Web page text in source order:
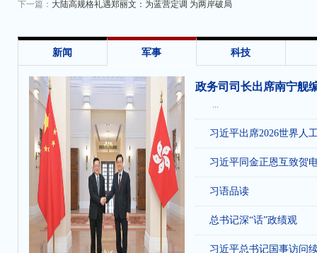
下一篇： 大陆高规格礼遇郑丽文：为蓝营定调 为两岸破局
新闻 军事 科技
政务司司长出席南宁舰
...
习近平出席2026世界人
习近平同金正恩互致贺
习语品读
总书记深“话”政绩观
习近平总书记国事访问